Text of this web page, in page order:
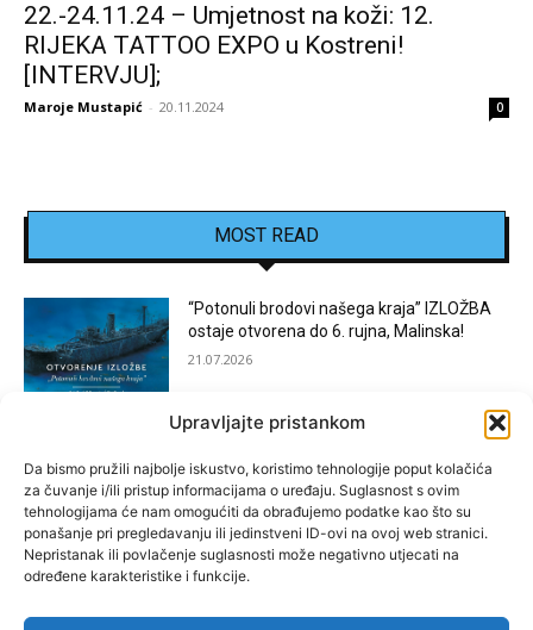
Upravljajte pristankom
Da bismo pružili najbolje iskustvo, koristimo tehnologije poput kolačića
za čuvanje i/ili pristup informacijama o uređaju. Suglasnost s ovim
tehnologijama će nam omogućiti da obrađujemo podatke kao što su
ponašanje pri pregledavanju ili jedinstveni ID-ovi na ovoj web stranici.
Nepristanak ili povlačenje suglasnosti može negativno utjecati na
određene karakteristike i funkcije.
22.-24.11.24 – Umjetnost na koži: 12.
RIJEKA TATTOO EXPO u Kostreni!
[INTERVJU];
Maroje Mustapić - 20.11.2024 0
MOST READ
“Potonuli brodovi našega kraja” IZLOŽBA
ostaje otvorena do 6. rujna, Malinska!
21.07.2026
KOSTRENI”
15.07.2026
[BAKAR]: MARGARETINO LETO 2026!